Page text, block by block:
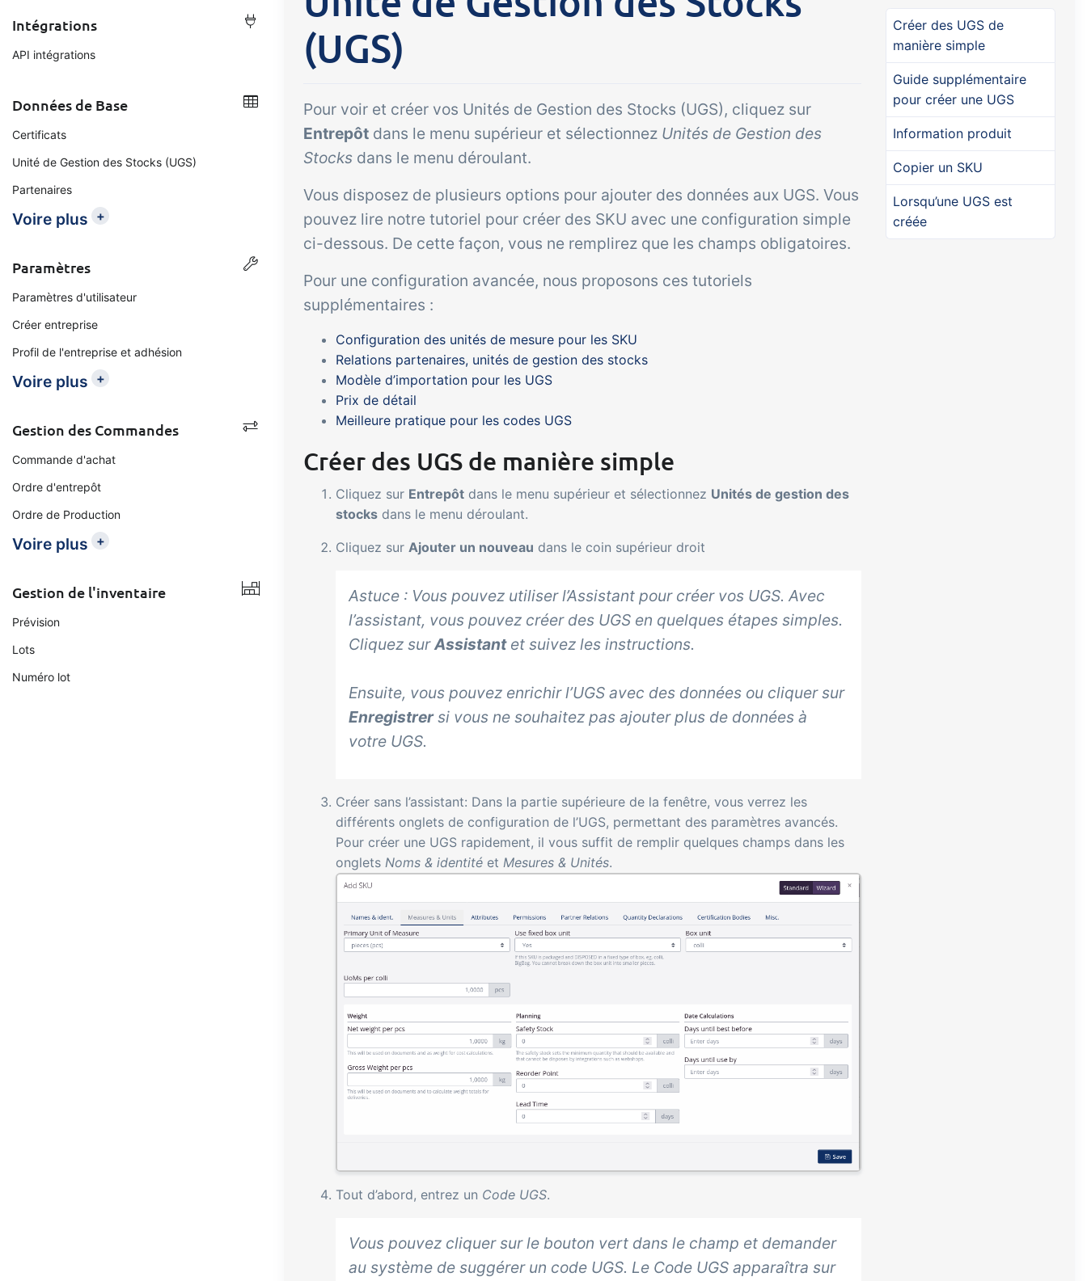
Tâches et
Vous permet de gérer les
efficacement sur les tâches,
planification.
Boutique en
ligne B2B /
entrée
commerciale
Canal de vente B2B pour vos
commerciaux basé sur les
données dans tracezilla.
Intégrations
API intégrations
Données de Base
Certificats
Unité de Gestion des Stocks (UGS)
Partenaires
Voire plus +
Paramètres
Paramètres d'utilisateur
Créer entreprise
Profil de l'entreprise et adhésion
Voire plus +
Gestion des Commandes
Commande d'achat
Ordre d'entrepôt
Ordre de Production
Voire plus +
Gestion de l'inventaire
Prévision
Lots
Numéro lot
(UGS)
Pour voir et créer vos Unités de Gestion des Stocks (UGS), cliquez sur
Entrepôt dans le menu supérieur et sélectionnez Unités de Gestion des
Stocks dans le menu déroulant.
Vous disposez de plusieurs options pour ajouter des données aux UGS. Vous
pouvez lire notre tutoriel pour créer des SKU avec une configuration simple
ci-dessous. De cette façon, vous ne remplirez que les champs obligatoires.
Pour une configuration avancée, nous proposons ces tutoriels
supplémentaires :
Configuration des unités de mesure pour les SKU
Relations partenaires, unités de gestion des stocks
Modèle d’importation pour les UGS
Prix de détail
Meilleure pratique pour les codes UGS
Créer des UGS de manière simple
Cliquez sur Entrepôt dans le menu supérieur et sélectionnez Unités de gestion des
stocks dans le menu déroulant.
Cliquez sur Ajouter un nouveau dans le coin supérieur droit
Astuce : Vous pouvez utiliser l’Assistant pour créer vos UGS. Avec
l’assistant, vous pouvez créer des UGS en quelques étapes simples.
Cliquez surAssistantet suivez les instructions.
Ensuite, vous pouvez enrichir l’UGS avec des données ou cliquer sur
Enregistrersi vous ne souhaitez pas ajouter plus de données à
votre UGS.
Créer sans l’assistant: Dans la partie supérieure de la fenêtre, vous verrez les
différents onglets de configuration de l’UGS, permettant des paramètres avancés.
Pour créer une UGS rapidement, il vous suffit de remplir quelques champs dans les
onglets Noms & identité et Mesures & Unités.
Tout d’abord, entrez un Code UGS.
Vous pouvez cliquer sur le bouton vert dans le champ et demander
au système de suggérer un code UGS. Le Code UGS apparaîtra sur
Créer des UGS de
manière simple
Guide supplémentaire
pour créer une UGS
Information produit
Copier un SKU
Lorsqu’une UGS est
créée